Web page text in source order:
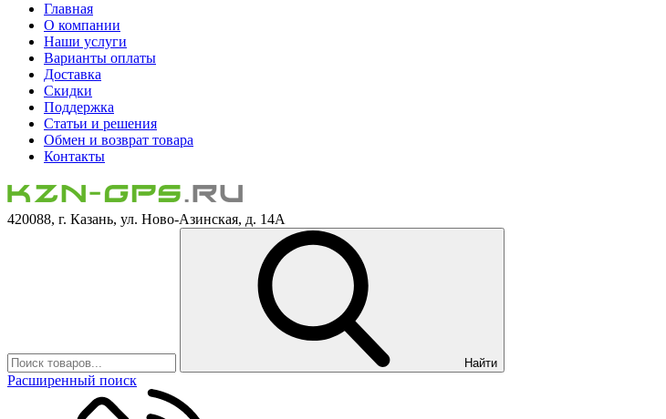
Главная
О компании
Наши услуги
Варианты оплаты
Доставка
Скидки
Поддержка
Статьи и решения
Обмен и возврат товара
Контакты
420088, г. Казань, ул. Ново-Азинская, д. 14А
Найти
Расширенный поиск